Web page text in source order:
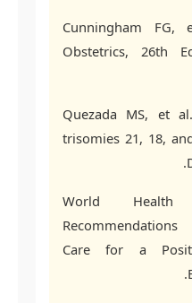
Cunningham FG,
Obstetrics, 26th
Quezada MS, et
trisomies 21, 18,
World Health
Care for a